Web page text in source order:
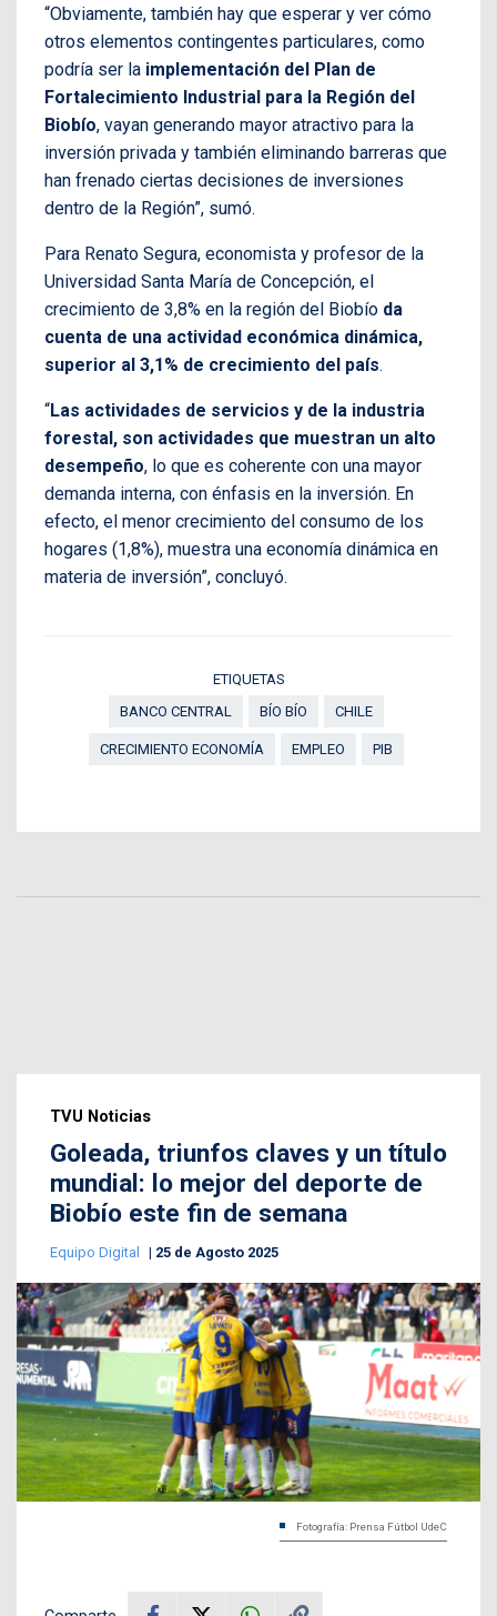
“Obviamente, también hay que esperar y ver cómo
otros elementos contingentes particulares, como
podría ser la implementación del Plan de
Fortalecimiento Industrial para la Región del
Biobío, vayan generando mayor atractivo para la
inversión privada y también eliminando barreras que
han frenado ciertas decisiones de inversiones
dentro de la Región”, sumó.
Para Renato Segura, economista y profesor de la
Universidad Santa María de Concepción, el
crecimiento de 3,8% en la región del Biobío da
cuenta de una actividad económica dinámica,
superior al 3,1% de crecimiento del país.
“Las actividades de servicios y de la industria
forestal, son actividades que muestran un alto
desempeño, lo que es coherente con una mayor
demanda interna, con énfasis en la inversión. En
efecto, el menor crecimiento del consumo de los
hogares (1,8%), muestra una economía dinámica en
materia de inversión”, concluyó.
ETIQUETAS
BANCO CENTRAL
BÍO BÍO CHILE
CRECIMIENTO ECONOMÍA EMPLEO PIB
TVU Noticias
Goleada, triunfos claves y un título
mundial: lo mejor del deporte de
Biobío este fin de semana
Equipo Digital 25 de Agosto 2025
Fotografía: Prensa Fútbol UdeC